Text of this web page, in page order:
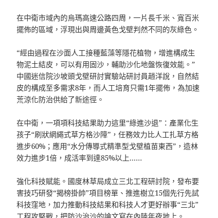
在中衛市域內的烏瑪高速公路四周，一片長千米、寬百米
擺佈的區域，浮現出與周邊黃色戈壁判然不同的灰綠色。
“經由過程在沙面人工接種藍藻等隱花植物，增進構成生
物泥土結皮，可以有用固沙，輔助沙化地盤恢復效能。”
中國迷信院沙坡頭戈壁研討實驗站研討員趙洋說，自然結
皮的構成至多需求8年，而人工培育只需1年擺佈，為加速
荒涼化防治供給了新途徑。
在中衛，一項項科技結果助力這里“綠進沙退”：產業化生
孩子“刷狀網繩式草方格沙障”，任務效力比人工扎草方格
進步60%；應用“水分傳導式精準型戈壁植苗東西”，造林
效力進步1倍，成活率到達85%以上……
強化科技賦能。國度林草局成立三北工程研討院，發布要
害技巧研發“揭榜掛帥”項目榜單、推進樹立15個先行先試
科技窪地，加力推動科技結果和科技人才更好辦事“三北”